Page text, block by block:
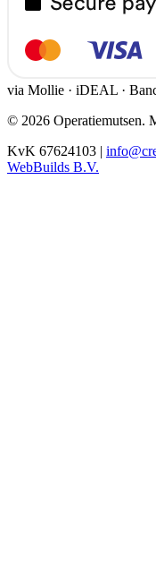
via Mollie · iDEAL ·
© 2026 Operatiemutsen.
KvK 67624103 |
WebBuilds B.V.